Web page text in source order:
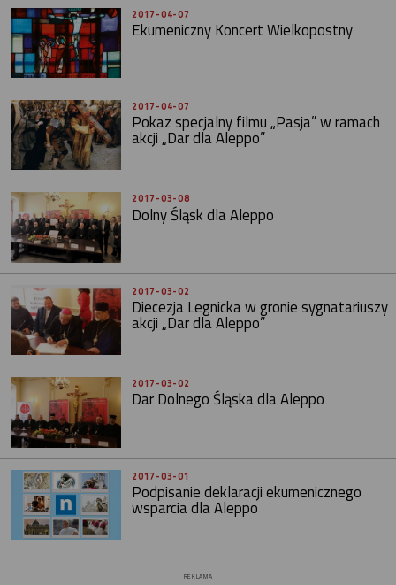
2017-04-07
Ekumeniczny Koncert Wielkopostny
2017-04-07
Pokaz specjalny filmu „Pasja” w ramach
akcji „Dar dla Aleppo”
2017-03-08
Dolny Śląsk dla Aleppo
2017-03-02
Diecezja Legnicka w gronie sygnatariuszy
akcji „Dar dla Aleppo”
2017-03-02
Dar Dolnego Śląska dla Aleppo
2017-03-01
Podpisanie deklaracji ekumenicznego
wsparcia dla Aleppo
REKLAMA